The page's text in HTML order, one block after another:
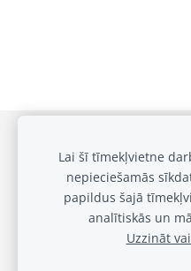
Lai šī tīmekļvietne
nepieciešamās
papildus šajā
analītiskās un
Uzzināt